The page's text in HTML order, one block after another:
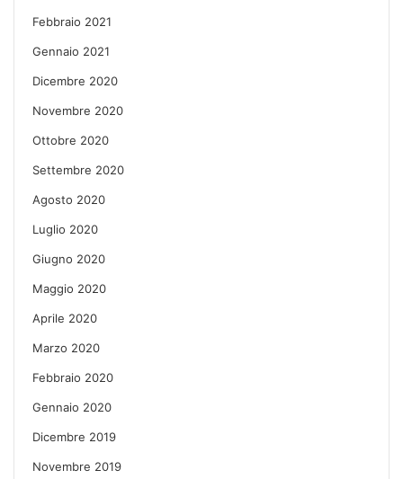
Febbraio 2021
Gennaio 2021
Dicembre 2020
Novembre 2020
Ottobre 2020
Settembre 2020
Agosto 2020
Luglio 2020
Giugno 2020
Maggio 2020
Aprile 2020
Marzo 2020
Febbraio 2020
Gennaio 2020
Dicembre 2019
Novembre 2019